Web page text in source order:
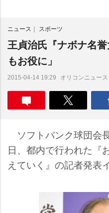
ニュース スポーツ
王貞治氏『ナボナ名
もお役に」
2015-04-14 19:29 オリコンニュース
ソフトバンク球団会
日、都内で行われた『
えていく』の記者発表